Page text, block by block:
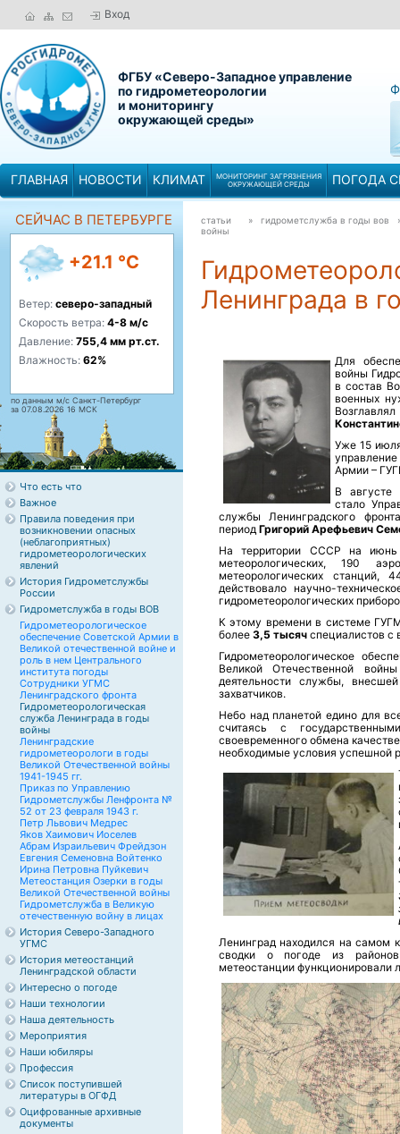
Вход
ФГБУ «Северо-Западное управление
по гидрометеорологии
и мониторингу
окружающей среды»
ГЛАВНАЯ НОВОСТИ КЛИМАТ
МОНИТОРИНГ ЗАГРЯЗНЕНИЯ
ОКРУЖАЮЩЕЙ СРЕДЫ
ПОГОДА
СЕЙЧАС В ПЕТЕРБУРГЕ
+21.1 °C
Ветер: северо-западный
Скорость ветра: 4-8 м/с
Давление: 755,4 мм рт.ст.
Влажность: 62%
по данным м/с Санкт-Петербург
за 07.08.2026 16 МСК
Что есть что
Важное
Правила поведения при
возникновении опасных
(неблагоприятных)
гидрометеорологических
явлений
История Гидрометслужбы
России
Гидрометслужба в годы ВОВ
Гидрометеорологическое
обеспечение Советской Армии в
Великой отечественной войне и
роль в нем Центрального
института погоды
Сотрудники УГМС
Ленинградского фронта
Гидрометеорологическая
служба Ленинграда в годы
войны
Ленинградские
гидрометеорологи в годы
Великой Отечественной войны
1941-1945 гг.
Приказ по Управлению
Гидрометслужбы Ленфронта №
52 от 23 февраля 1943 г.
Петр Львович Медрес
Яков Хаимович Иоселев
Абрам Израильевич Фрейдзон
Евгения Семеновна Войтенко
Ирина Петровна Пуйкевич
Метеостанция Озерки в годы
Великой Отечественной войны
Гидрометслужба в Великую
отечественную войну в лицах
История Северо-Западного
УГМС
История метеостанций
Ленинградской области
Интересно о погоде
Наши технологии
Наша деятельность
Мероприятия
Наши юбиляры
Профессия
Список поступившей
литературы в ОГФД
Оцифрованные архивные
документы
статьи
» гидрометслужба в годы
войны
Ленинграда в
Для об
войны
в состав
военных
Уже 15
Армии –
В августе
стало
службы Ленинградского
период Григорий Арефьевич
На территории СССР на июнь
метеорологических, 190
метеорологических станций,
действовало научно-
гидрометеорологических
К этому времени в системе
более 3,5 тысяч специалистов
Гидрометеорологическое
Великой Отечественной
деятельности службы,
захватчиков.
Небо над планетой едино для
счи­таясь с
своевременного обмена
необходимые условия успеш­ной
Ленинград находился на самом
сводки о погоде из районов
метеостанции функционировали